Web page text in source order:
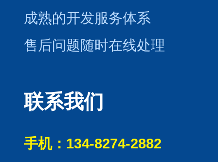
成熟的开发服务体系
售后问题随时在线处理
联系我们
手机：134-8274-2882